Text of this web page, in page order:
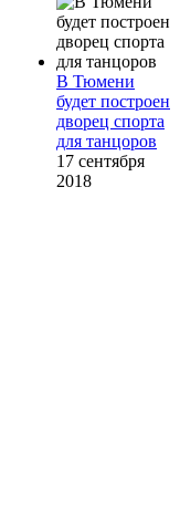
В Тюмени
будет построен
дворец спорта
для танцоров
17 сентября
2018